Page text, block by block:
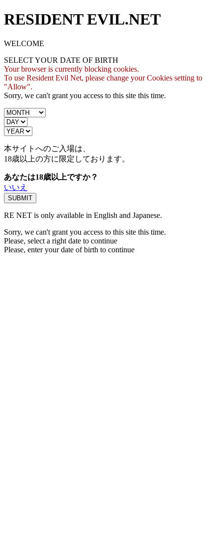
RESIDENT EVIL.NET
WELCOME
SELECT YOUR DATE OF BIRTH
Your browser is currently blocking cookies.
To use Resident Evil Net, please change your Cookies setting to
"Allow".
Sorry, we can't grant you access to this site this time.
本サイトへのご入場は、
18歳以上の方に限定しております。
あなたは18歳以上ですか？
いいえ
RE NET is only available in English and Japanese.
Sorry, we can't grant you access to this site this time.
Please, select a right date to continue
Please, enter your date of birth to continue